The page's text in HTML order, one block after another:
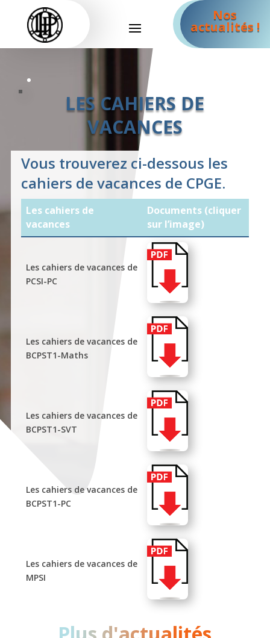
Nos
actualités !
LES CAHIERS DE
VACANCES
Vous trouverez ci-dessous les
cahiers de vacances de CPGE.
Les cahiers de
vacances
Documents (cliquer
sur l’image)
Les cahiers de vacances de
PCSI-PC
Les cahiers de vacances de
BCPST1-Maths
Les cahiers de vacances de
BCPST1-SVT
Les cahiers de vacances de
BCPST1-PC
Les cahiers de vacances de
MPSI